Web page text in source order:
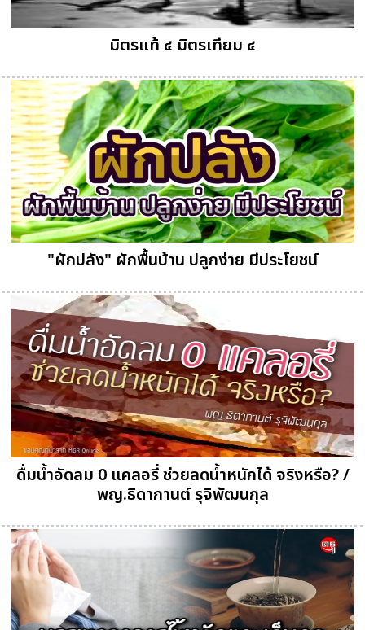
มิตรแท้ ๔ มิตรเทียม ๔
"ผักปลัง" ผักพื้นบ้าน ปลูกง่าย มีประโยชน์
ดื่มน้ำอัดลม 0 แคลอรี่ ช่วยลดน้ำหนักได้ จริงหรือ? /
พญ.ธิดากานต์ รุจิพัฒนกุล